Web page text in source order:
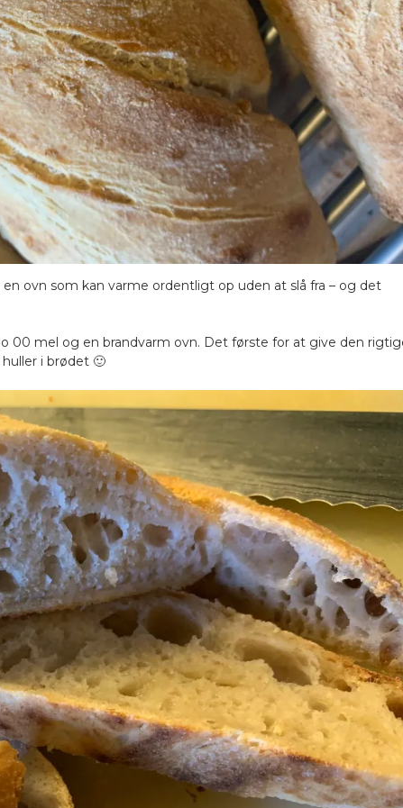
ovn som kan varme ordentligt op uden at slå fra – og det
00 mel og en brandvarm ovn. Det første for at give den
i brødet 🙂